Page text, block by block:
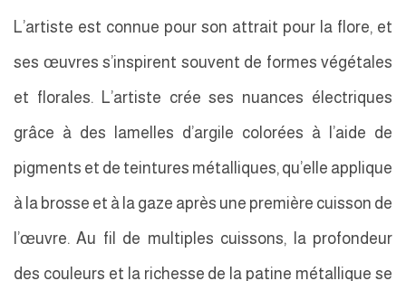
L’artiste est connue pour son attrait pour la flore, et
ses œuvres s’inspirent souvent de formes végétales
et florales. L’artiste crée ses nuances électriques
grâce à des lamelles d’argile colorées à l’aide de
pigments et de teintures métalliques, qu’elle applique
à la brosse et à la gaze après une première cuisson de
l’œuvre. Au fil de multiples cuissons, la profondeur
des couleurs et la richesse de la patine métallique se